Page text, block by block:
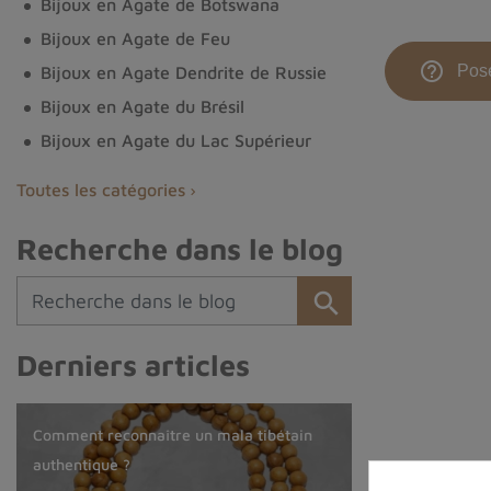
Bijoux en Agate de Botswana
Bijoux en Agate de Feu
Bijoux en Agate Dendrite de Russie
Bijoux en Agate du Brésil
Bijoux en Agate du Lac Supérieur
Toutes les catégories
Recherche dans le blog
Derniers articles
Comprendre les objets rituels
bouddhistes : usages, traditions et
Comment reconnaître un mala tibétain
authentique ?
Agate du Montana : comment
reconnaître, choisir et associer cette
help_outline